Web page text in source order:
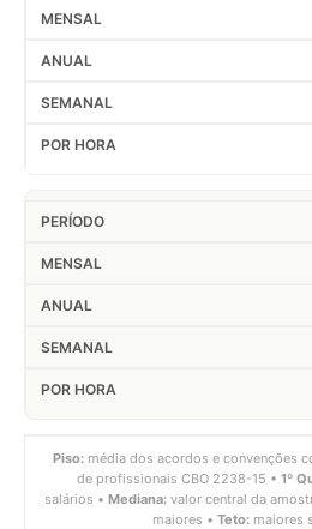
Piso: média dos acordos e convenções
de profissionais CBO 2238-15 • 1º
salários • Mediana: valor central da
maiores • Teto: maiores